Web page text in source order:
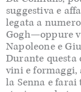
suggestiva e
legata a
Gogh—oppure
Napoleone e
Durante
vini e formaggi,
la Senna e